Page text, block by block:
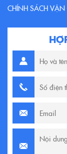
CHÍNH SÁCH